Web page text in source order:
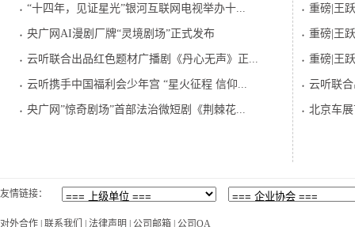
“十四年，见证星光”银河互联网电视举办十...
央广网AI漫剧厂牌“灵境剧场”正式发布
云听联合出品红色题材广播剧《丹心无声》正...
云听携手中国福利会少年宫 “星火征程 信仰...
央广网”惊奇剧场”首部法治微短剧《荆棘花...
重磅|王
重磅|王
重磅|王
云听联
北京车